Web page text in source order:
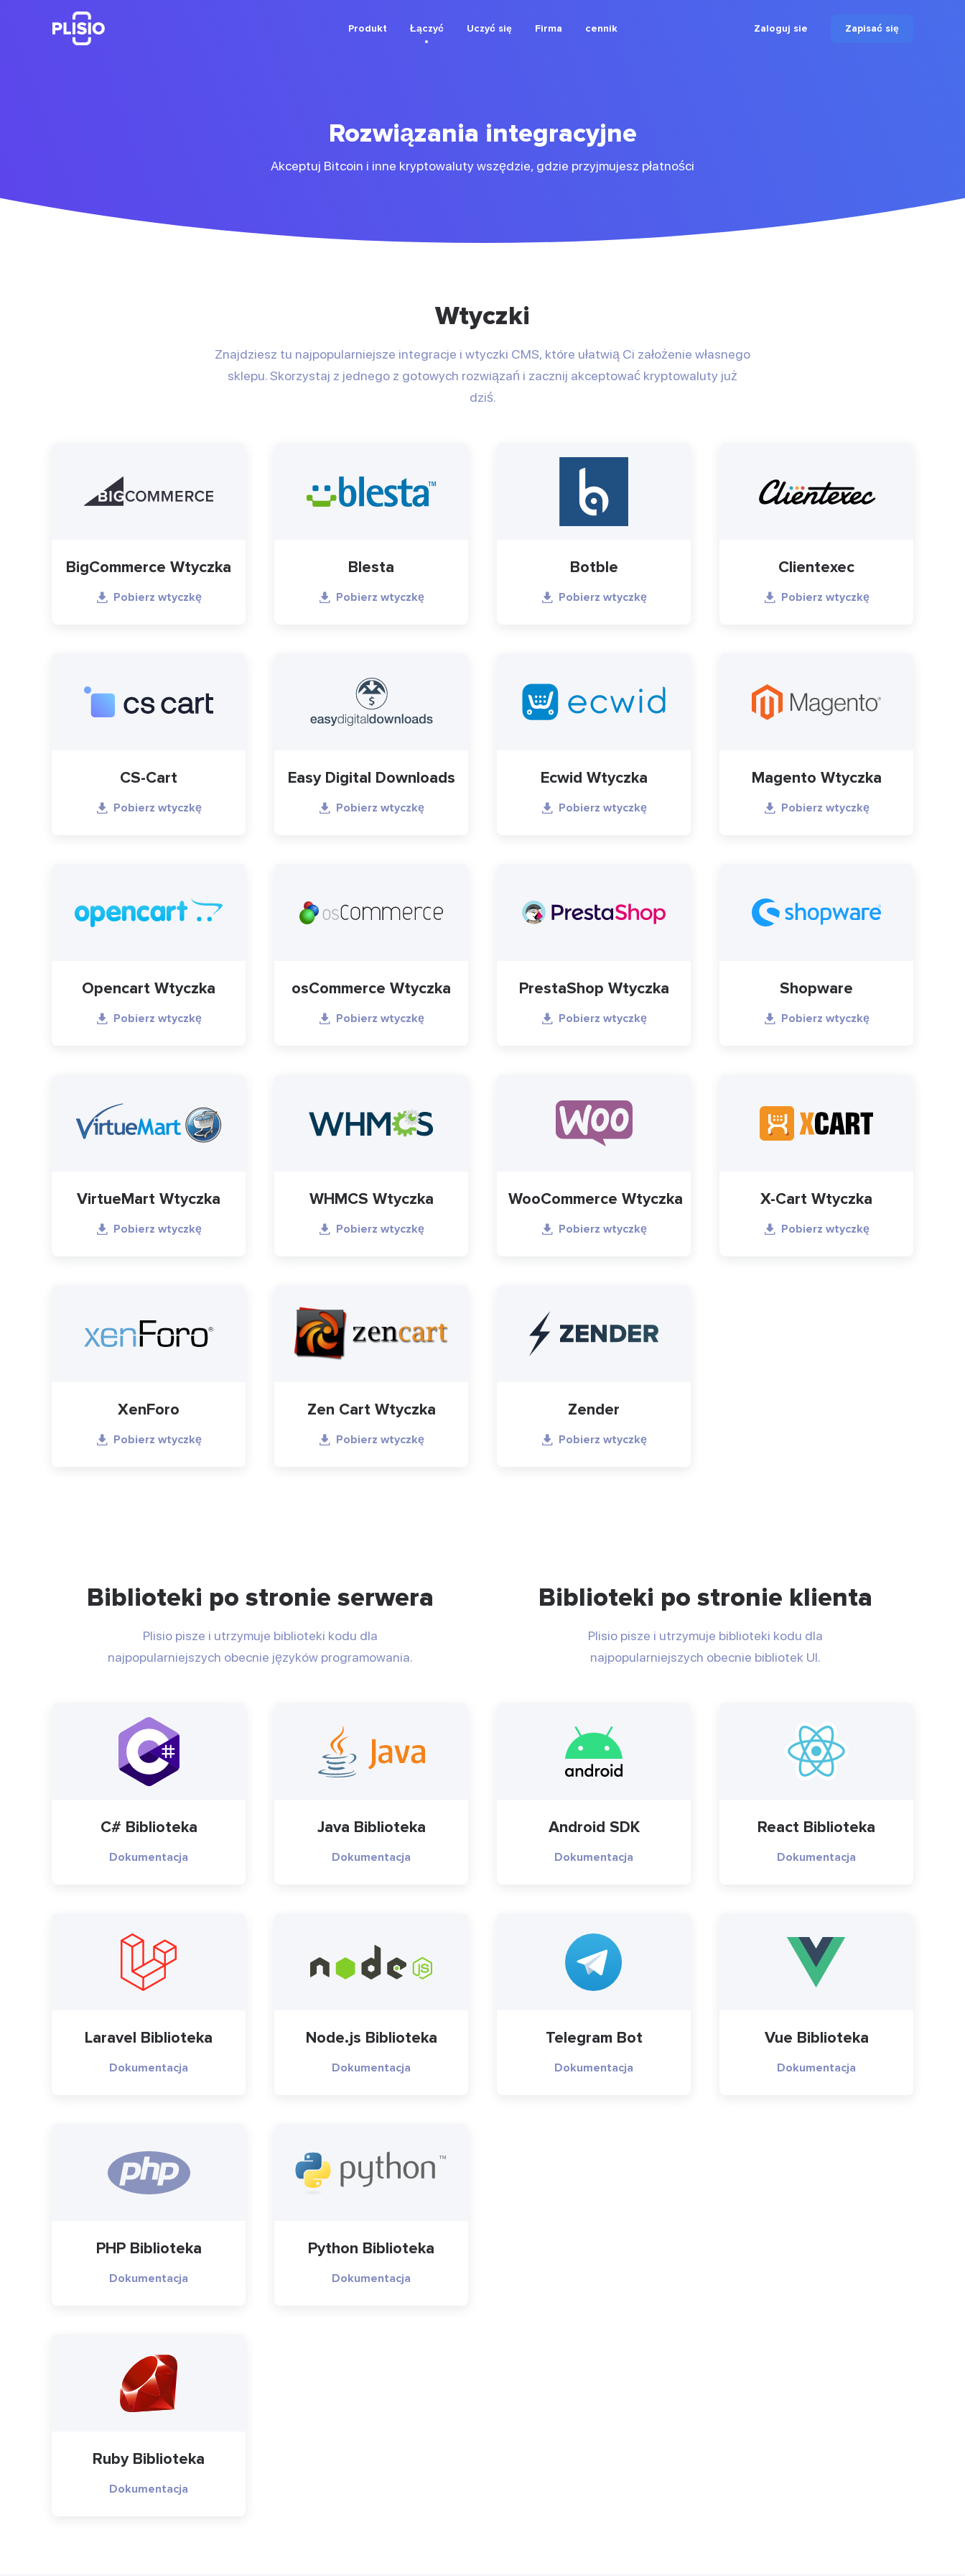
Produkt Łączyć Uczyć się Firma cennik Zaloguj sie Zapisać się
Rozwiązania integracyjne
Akceptuj Bitcoin i inne kryptowaluty wszędzie, gdzie przyjmujesz płatności
Wtyczki
Znajdziesz tu najpopularniejsze integracje i wtyczki CMS, które ułatwią Ci założenie własnego
sklepu. Skorzystaj z jednego z gotowych rozwiązań i zacznij akceptować kryptowaluty już
dziś.
BigCommerce Wtyczka
Pobierz wtyczkę
Blesta
Pobierz wtyczkę
Botble
Pobierz wtyczkę
Clientexec
Pobierz wtyczkę
CS-Cart
Pobierz wtyczkę
Easy Digital Downloads
Pobierz wtyczkę
Ecwid Wtyczka
Pobierz wtyczkę
Magento Wtyczka
Pobierz wtyczkę
Opencart Wtyczka
Pobierz wtyczkę
osCommerce Wtyczka
Pobierz wtyczkę
PrestaShop Wtyczka
Pobierz wtyczkę
Shopware
Pobierz wtyczkę
VirtueMart Wtyczka
Pobierz wtyczkę
WHMCS Wtyczka
Pobierz wtyczkę
WooCommerce Wtyczka
Pobierz wtyczkę
X-Cart Wtyczka
Pobierz wtyczkę
XenForo
Pobierz wtyczkę
Zen Cart Wtyczka
Pobierz wtyczkę
Zender
Pobierz wtyczkę
Biblioteki po stronie serwera
Plisio pisze i utrzymuje biblioteki kodu dla
najpopularniejszych obecnie języków programowania.
C# Biblioteka
Dokumentacja
Java Biblioteka
Dokumentacja
Laravel Biblioteka
Dokumentacja
Node.js Biblioteka
Dokumentacja
PHP Biblioteka
Dokumentacja
Python Biblioteka
Dokumentacja
Ruby Biblioteka
Dokumentacja
Biblioteki po stronie klienta
Plisio pisze i utrzymuje biblioteki kodu dla
najpopularniejszych obecnie bibliotek UI.
Android SDK
Dokumentacja
React Biblioteka
Dokumentacja
Telegram Bot
Dokumentacja
Vue Biblioteka
Dokumentacja